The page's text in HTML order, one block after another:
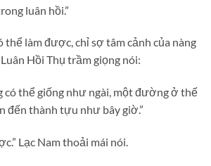
luân hồi.”
thể làm được, chỉ sợ tâm cảnh của nàng
Hồi Thụ trầm giọng nói:
có thể giống như ngài, một đường ở thế
đến thành tựu như bây giờ.”
Lạc Nam thoải mái nói.